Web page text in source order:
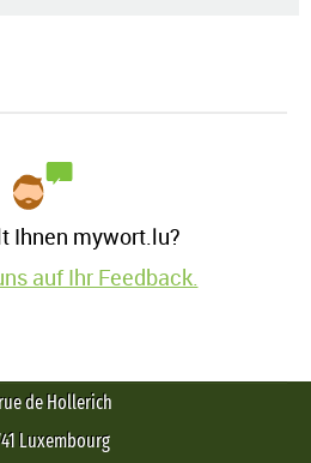
Ihnen mywort.lu?
auf Ihr Feedback.
de Hollerich
Luxembourg